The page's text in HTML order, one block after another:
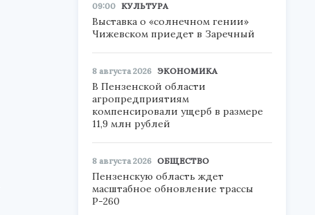
09:00 КУЛЬТУРА
Выставка о «солнечном гении»
Чижевском приедет в Заречный
8 августа 2026 ЭКОНОМИКА
В Пензенской области
агропредприятиям
компенсировали ущерб в размере
11,9 млн рублей
8 августа 2026 ОБЩЕСТВО
Пензенскую область ждет
масштабное обновление трассы
Р-260